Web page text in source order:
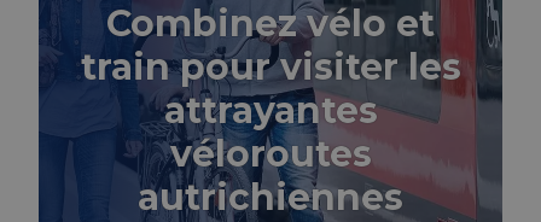
Combinez vélo et
train pour visiter les
attrayantes
véloroutes
autrichiennes